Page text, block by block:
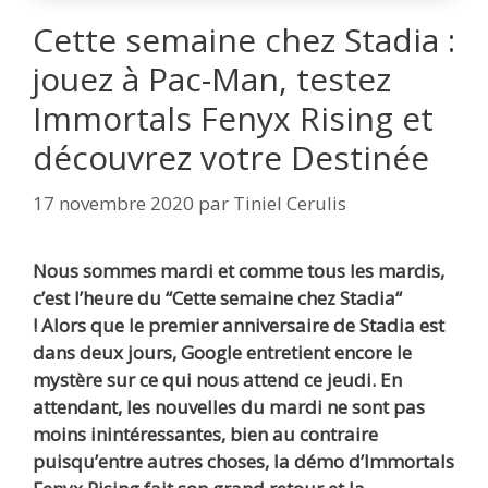
Cette semaine chez Stadia :
jouez à Pac-Man, testez
Immortals Fenyx Rising et
découvrez votre Destinée
17 novembre 2020 par Tiniel Cerulis
Nous sommes mardi et comme tous les mardis,
c’est l’heure du “Cette semaine chez Stadia“
! Alors que le premier anniversaire de Stadia est
dans deux jours, Google entretient encore le
mystère sur ce qui nous attend ce jeudi. En
attendant, les nouvelles du mardi ne sont pas
moins inintéressantes, bien au contraire
puisqu’entre autres choses, la démo d’Immortals